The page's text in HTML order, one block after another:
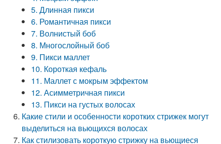
5. Длинная пикси
6. Романтичная пикси
7. Волнистый боб
8. Многослойный боб
9. Пикси маллет
10. Короткая кефаль
11. Маллет с мокрым эффектом
12. Асимметричная пикси
13. Пикси на густых волосах
Какие стили и особенности коротких стрижек могут
выделиться на вьющихся волосах
Как стилизовать короткую стрижку на вьющиеся